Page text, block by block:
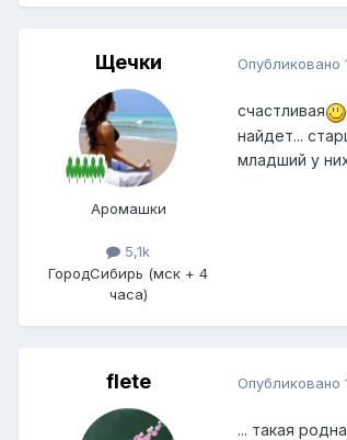
Щечки
Аромашки
5,1k
ГородСибирь (мск + 4
часа)
Опубликовано
счастливая
найдет...
младший у
flete Опубликовано
... такая